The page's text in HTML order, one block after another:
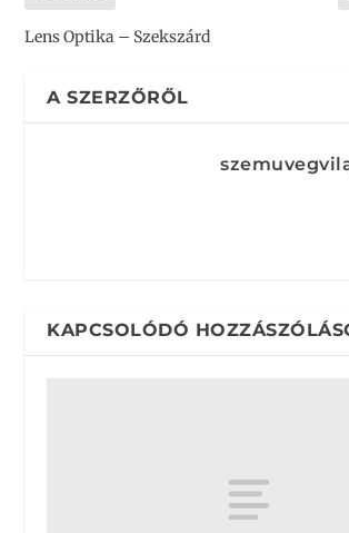
Lens Optika – Szekszárd
A SZERZŐRŐL
KAPCSOLÓDÓ